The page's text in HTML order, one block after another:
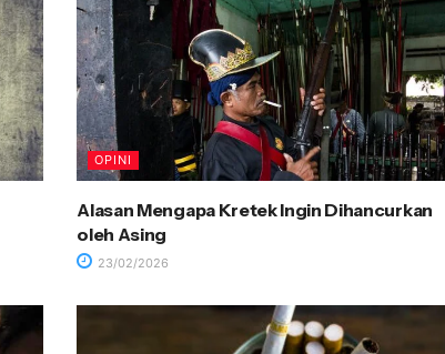
OPINI
Alasan Mengapa Kretek Ingin Dihancurkan
oleh Asing
23/02/2026